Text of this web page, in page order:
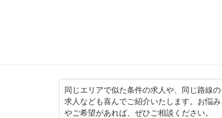
同じエリアで似た条件の求人や、同じ路線の
求人なども喜んでご紹介いたします。お悩み
やご希望があれば、ぜひご相談ください。